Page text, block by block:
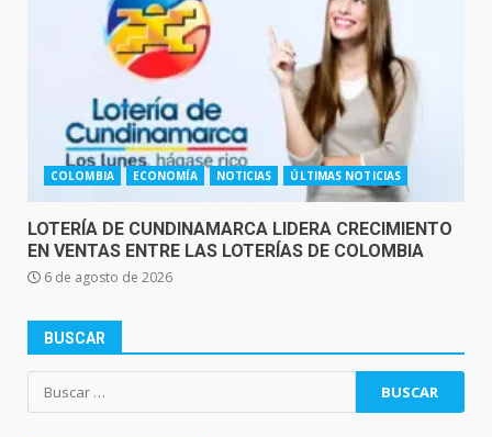
COLOMBIA ECONOMÍA NOTICIAS ÚLTIMAS NOTICIAS
LOTERÍA DE CUNDINAMARCA LIDERA CRECIMIENTO
EN VENTAS ENTRE LAS LOTERÍAS DE COLOMBIA
6 de agosto de 2026
BUSCAR
Buscar: